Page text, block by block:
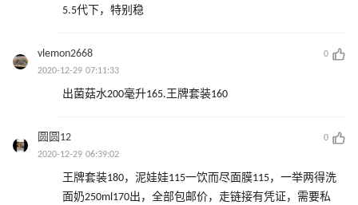
5.5代下，特别稳
vlemon2668
0
2020-12-29 07:11:33
出菌菇水200毫升165.王牌套装160
圆圆12
0
2020-12-29 06:39:02
王牌套装180，泥娃娃115一饮而尽面膜115，一举两得洗
面奶250ml170出，全部包邮价，走链接有凭证，需要私